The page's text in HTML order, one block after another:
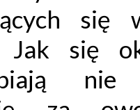
się
Jak się
nie